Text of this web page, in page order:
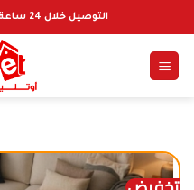
للمحتوى
التوصيل خلال 24 ساعة